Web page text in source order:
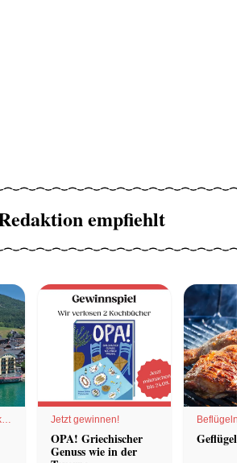
empfiehlt
Jetzt gewinnen!
OPA! Griechischer
Genuss wie in der
Geflügel